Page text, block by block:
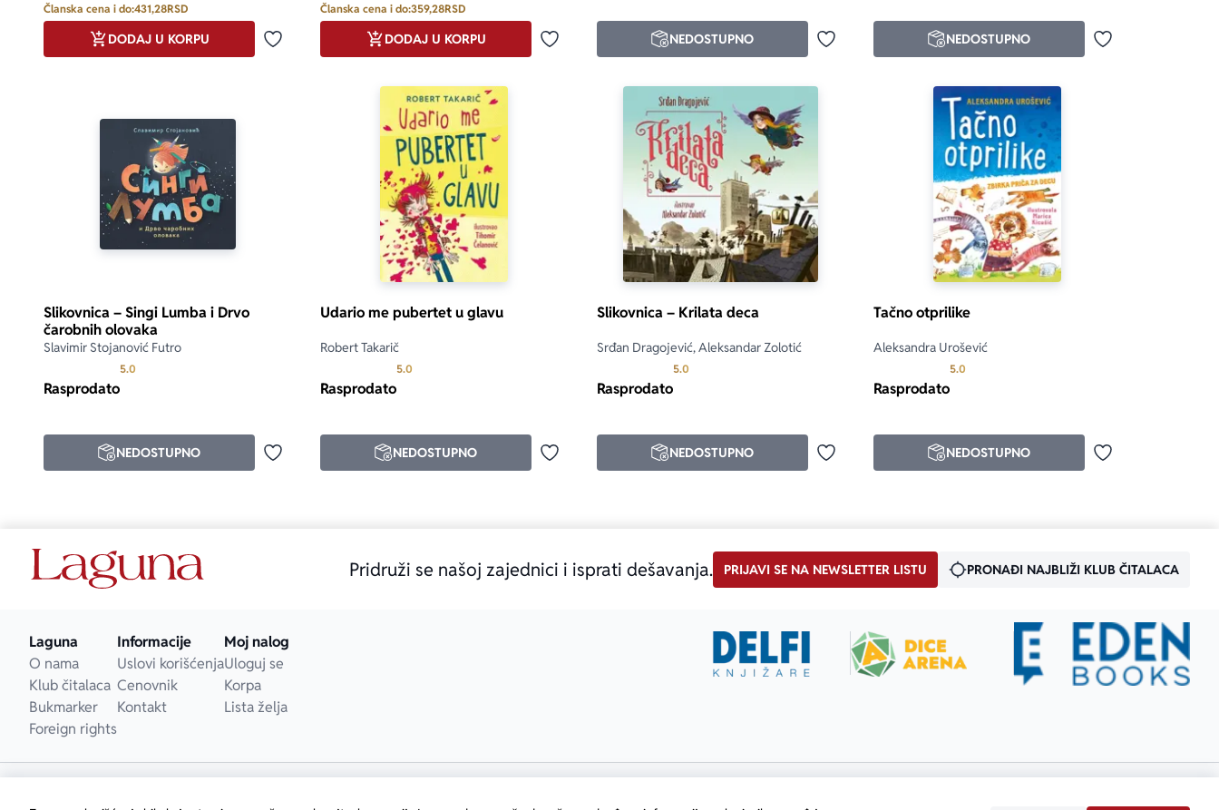
Članska cena i do:431,28RSD
Dodaj u omiljene
DODAJ U KORPU
Članska cena i do:359,28RSD
Dodaj u omiljene
DODAJ U KORPU Dodaj u omiljene
NEDOSTUPNO Dodaj u omiljene
NEDOSTUPNO
Slikovnica – Singi Lumba i Drvo
čarobnih olovaka
Slavimir Stojanović Futro
5.0
Rasprodato
Dodaj u omiljene
NEDOSTUPNO
Udario me pubertet u glavu
Robert Takarič
5.0
Rasprodato
Dodaj u omiljene
NEDOSTUPNO
Slikovnica – Krilata deca
Srđan Dragojević, Aleksandar Zolotić
5.0
Rasprodato
Dodaj u omiljene
NEDOSTUPNO
Tačno otprilike
Aleksandra Urošević
5.0
Rasprodato
Dodaj u omiljene
NEDOSTUPNO
Pridruži se našoj zajednici i isprati dešavanja. PRIJAVI SE NA NEWSLETTER LISTU PRONAĐI NAJBLIŽI KLUB ČITALACA
Laguna
O nama
Klub čitalaca
Bukmarker
Foreign rights
Informacije
Uslovi korišćenja
Cenovnik
Kontakt
Moj nalog
Uloguj se
Korpa
Lista želja